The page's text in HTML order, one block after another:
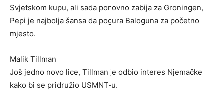
Svjetskom kupu, ali sada ponovno zabija za Groningen,
Pepi je najbolja šansa da pogura Baloguna za početno
mjesto.
Malik Tillman
Još jedno novo lice, Tillman je odbio interes Njemačke
kako bi se pridružio USMNT-u.